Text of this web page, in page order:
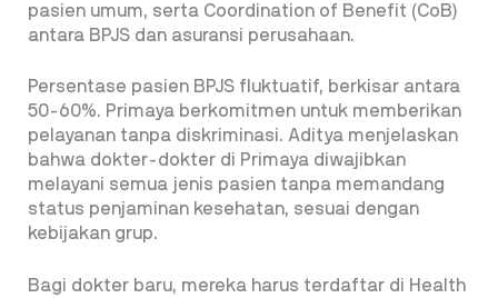
pasien umum, serta Coordination of Benefit (CoB)
antara BPJS dan asuransi perusahaan.
Persentase pasien BPJS fluktuatif, berkisar antara
50-60%. Primaya berkomitmen untuk memberikan
pelayanan tanpa diskriminasi. Aditya menjelaskan
bahwa dokter-dokter di Primaya diwajibkan
melayani semua jenis pasien tanpa memandang
status penjaminan kesehatan, sesuai dengan
kebijakan grup.
Bagi dokter baru, mereka harus terdaftar di Health